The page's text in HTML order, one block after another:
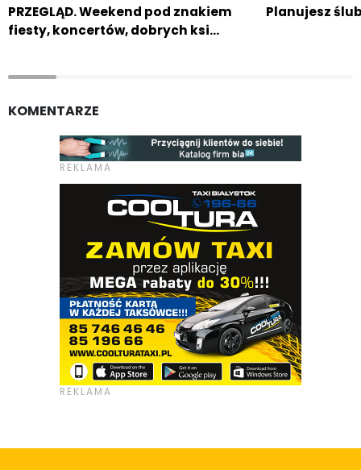
PRZEGLĄD. Weekend pod znakiem
fiesty, koncertów, dobrych ksi…
Planujesz
KOMENTARZE